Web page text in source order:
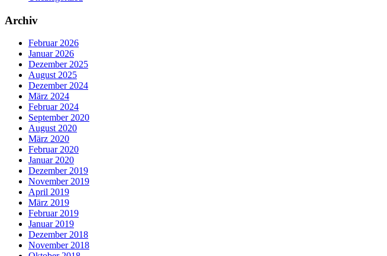
Archiv
Februar 2026
Januar 2026
Dezember 2025
August 2025
Dezember 2024
März 2024
Februar 2024
September 2020
August 2020
März 2020
Februar 2020
Januar 2020
Dezember 2019
November 2019
April 2019
März 2019
Februar 2019
Januar 2019
Dezember 2018
November 2018